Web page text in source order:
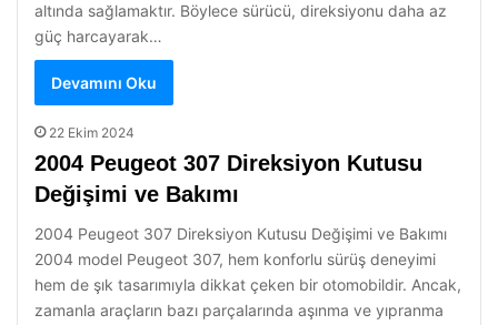
altında sağlamaktır. Böylece sürücü, direksiyonu daha az
güç harcayarak…
Devamını Oku
22 Ekim 2024
2004 Peugeot 307 Direksiyon Kutusu
Değişimi ve Bakımı
2004 Peugeot 307 Direksiyon Kutusu Değişimi ve Bakımı
2004 model Peugeot 307, hem konforlu sürüş deneyimi
hem de şık tasarımıyla dikkat çeken bir otomobildir. Ancak,
zamanla araçların bazı parçalarında aşınma ve yıpranma